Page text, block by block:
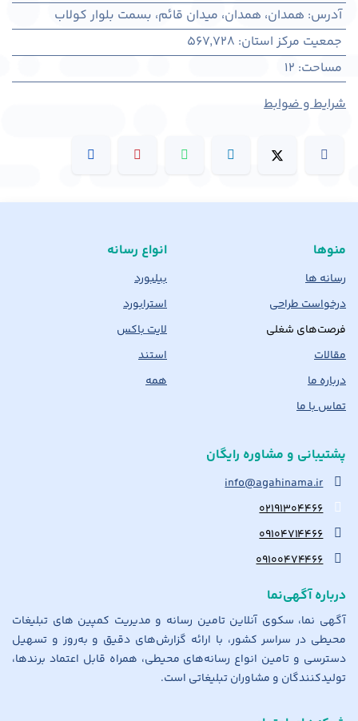
آدرس: همدان، همدان، میدان قائم، بسمت بلوار کولاب
جمعیت مرکز استان:
567,728
مساحت:
12
شرایط و ضوابط
منوها
رسانه ها
درخواست طراحی
فرصت‌های شغلی
مقالات
درباره ما
تماس با ما
انواع رسانه
بیلبورد
استرابورد
لایت باکس
استند
همه
پشتیبانی و مشاوره رایگان
info@agahinama.ir
۰۲۱۹۱۳۰۴۴۶۶
۰۹۱۰۴۷۱۴۴۶۶
۰۹۱۰۰۴۷۴۴۶۶
درباره آگهی‌نما
آگهی نما، سکوی آنلاین تامین رسانه و مدیریت کمپین های تبلیغات
محیطی در سراسر کشور، با ارائه گزارش‌های دقیق و به‌روز و تسهیل
دسترسی و تامین انواع رسانه‌های محیطی، همراه قابل اعتماد برندها،
تولیدکنندگان و مشاوران تبلیغاتی است.